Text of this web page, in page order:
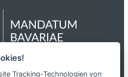
Netzwerk
Tracking-Technologien von